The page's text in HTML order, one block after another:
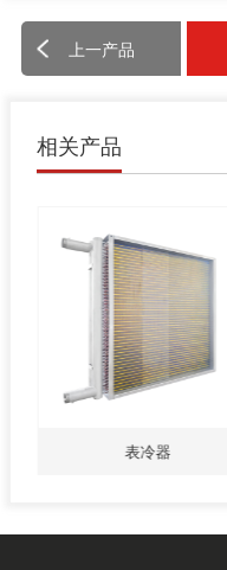
上一产品
相关产品
表冷器